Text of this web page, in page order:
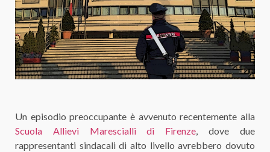
Un episodio preoccupante è avvenuto recentemente alla
Scuola Allievi Marescialli di Firenze, dove due
rappresentanti sindacali di alto livello avrebbero dovuto